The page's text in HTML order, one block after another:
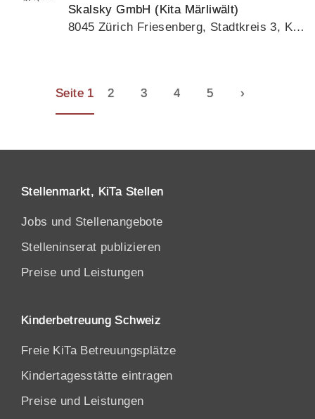
Skalsky GmbH (Kita Märliwält)
8045 Zürich Friesenberg, Stadtkreis 3, Kanton Zürich
Seite 1 2 3 4 5 ›
Stellenmarkt, KiTa Stellen
Jobs und Stellenangebote
Stelleninserat publizieren
Preise und Leistungen
Kinderbetreuung Schweiz
Freie KiTa Betreuungsplätze
Kindertagesstätte eintragen
Preise und Leistungen